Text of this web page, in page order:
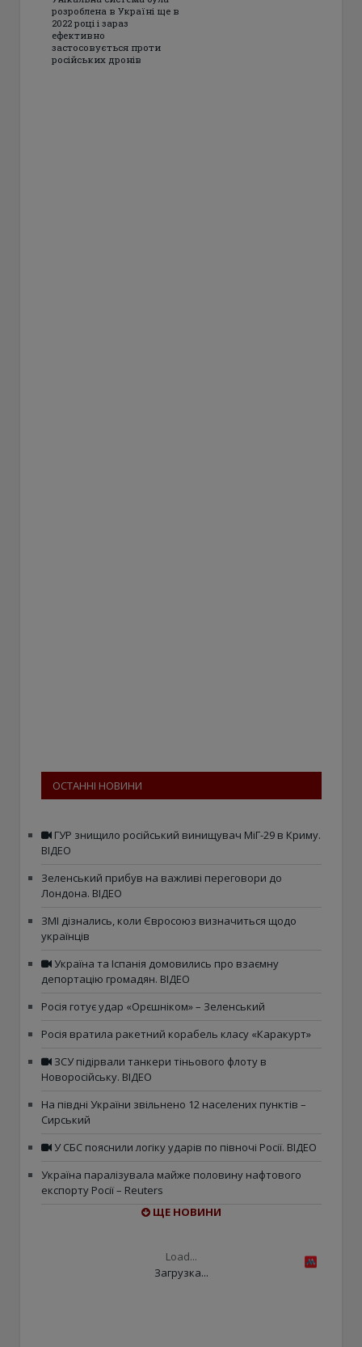
розроблена в Україні ще в
2022 році і зараз
ефективно
застосовується проти
російських дронів
ОСТАННІ НОВИНИ
ГУР знищило російський винищувач МіГ-29 в Криму.
ВІДЕО
Зеленський прибув на важливі переговори до
Лондона. ВІДЕО
ЗМІ дізнались, коли Євросоюз визначиться щодо
українців
Україна та Іспанія домовились про взаємну
депортацію громадян. ВІДЕО
Росія готує удар «Орєшніком» – Зеленський
Росія вратила ракетний корабель класу «Каракурт»
ЗСУ підірвали танкери тіньового флоту в
Новоросійську. ВІДЕО
На півдні України звільнено 12 населених пунктів –
Сирський
У СБС пояснили логіку ударів по півночі Росії. ВІДЕО
Україна паралізувала майже половину нафтового
експорту Росії – Reuters
ЩЕ НОВИНИ
Load...
Загрузка...